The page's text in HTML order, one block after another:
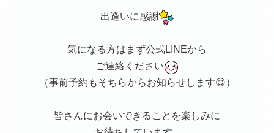
出逢いに感謝
気になる方はまず公式LINEから
ご連絡ください
（事前予約もそちらからお知らせします😊）
皆さんにお会いできることを楽しみに